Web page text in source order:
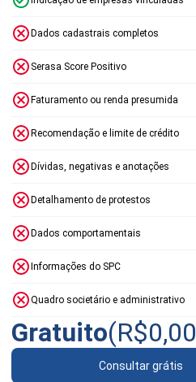
Dados cadastrais completos
Serasa Score Positivo
Faturamento ou renda presumida
Recomendação e limite de crédito
Dívidas, negativas e anotações
Detalhamento de protestos
Dados comportamentais
Informações do SPC
Quadro societário e administrativo
Gratuito(R$0,00
Consultar grátis